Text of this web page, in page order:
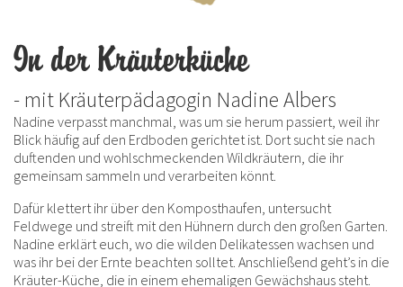
In der Kräuterküche
- mit Kräuterpädagogin Nadine Albers
Nadine verpasst manchmal, was um sie herum passiert, weil ihr
Blick häufig auf den Erdboden gerichtet ist. Dort sucht sie nach
duftenden und wohlschmeckenden Wildkräutern, die ihr
gemeinsam sammeln und verarbeiten könnt.
Dafür klettert ihr über den Komposthaufen, untersucht
Feldwege und streift mit den Hühnern durch den großen Garten.
Nadine erklärt euch, wo die wilden Delikatessen wachsen und
was ihr bei der Ernte beachten solltet. Anschließend geht’s in die
Kräuter-Küche, die in einem ehemaligen Gewächshaus steht.